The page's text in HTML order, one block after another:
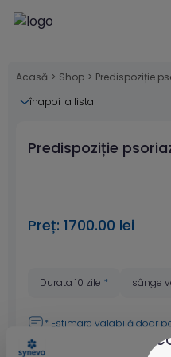
Acasă > Shop > Predispoziție
înapoi la lista
Predispoziție
Preț: 1700.00 lei
Durata 10 zile * sânge
* Estimare valabilă doar